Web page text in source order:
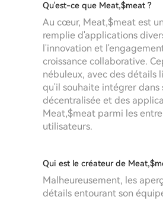
Qu'est-ce que Meat,$meat ?
Au cœur, Meat,$meat est
remplie d'applications
l'innovation et
croissance collaborative.
nébuleux, avec des détails
qu'il souhaite intégrer dans
décentralisée et des
Meat,$meat parmi les
utilisateurs.
Qui est le créateur de
Malheureusement, les
détails entourant son